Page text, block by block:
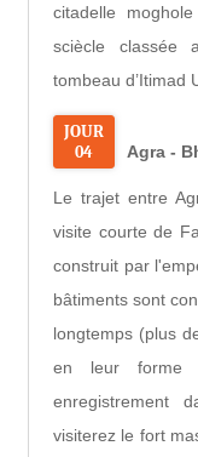
citadelle
sciècle classée
tombeau d’Itimad
JOUR
04
Agra -
Le trajet entre
visite courte de
construit par
bâtiments sont
longtemps (plus
en leur forme
enregistrement
visiterez le fort